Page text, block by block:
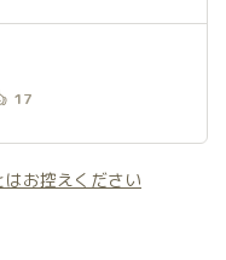
17
お控えください